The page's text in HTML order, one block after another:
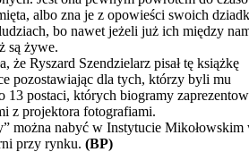
albo zna je z opowieści swoich
bo nawet jeżeli już ich między
są żywe.
że Ryszard Szendzielarz pisał tę książkę
pozostawiając dla tych, którzy byli mu
13 postaci, których biogramy
z projektora fotografiami.
można nabyć w Instytucie Mikołowskim
przy rynku. (BP)